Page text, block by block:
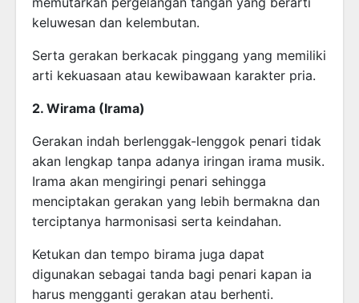
keluwesan dan kelembutan.
Serta gerakan berkacak pinggang yang memiliki
arti kekuasaan atau kewibawaan karakter pria.
2. Wirama (Irama)
Gerakan indah berlenggak-lenggok penari tidak
akan lengkap tanpa adanya iringan irama musik.
Irama akan mengiringi penari sehingga
menciptakan gerakan yang lebih bermakna dan
terciptanya harmonisasi serta keindahan.
Ketukan dan tempo birama juga dapat
digunakan sebagai tanda bagi penari kapan ia
harus mengganti gerakan atau berhenti.